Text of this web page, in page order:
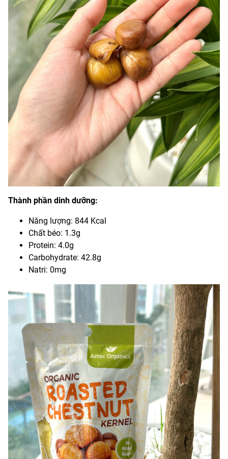
Thành phần dinh dưỡng:
Năng lượng: 844 Kcal
Chất béo: 1.3g
Protein: 4.0g
Carbohydrate: 42.8g
Natri: 0mg